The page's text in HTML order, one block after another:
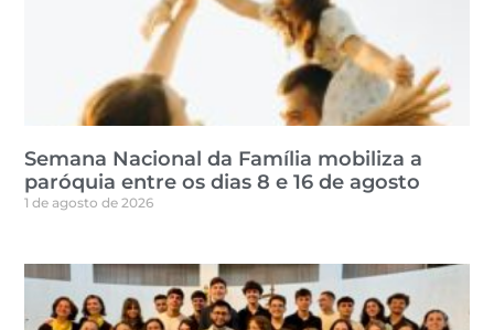
Semana Nacional da Família mobiliza a
paróquia entre os dias 8 e 16 de agosto
1 de agosto de 2026